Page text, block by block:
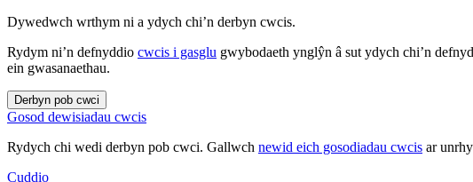
Dywedwch wrthym ni a ydych chi’n derbyn cwcis.
Rydym ni’n defnyddio cwcis i gasglu gwybodaeth ynglŷn â sut ydych chi’n
ein gwasanaethau.
Derbyn pob cwci
Gosod dewisiadau cwcis
Rydych chi wedi derbyn pob cwci. Gallwch newid eich gosodiadau cwcis ar
Cuddio